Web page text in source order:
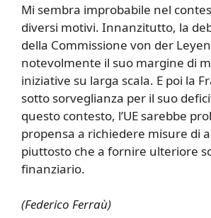
Mi sembra improbabile nel
diversi motivi. Innanzitutto, la
della Commissione von der
notevolmente il suo margine di
iniziative su larga scala. E poi la
sotto sorveglianza per il suo
questo contesto, l’UE sarebbe
propensa a richiedere misure di
piuttosto che a fornire ulteriore
finanziario.
(Federico Ferraù)